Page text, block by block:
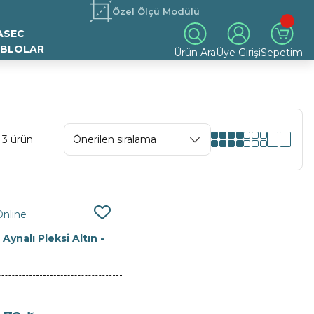
Özel Ölçü Modülü
Ürün AraÜye GirişiSepetim
ürün
Aynalı Pleksi Altın -